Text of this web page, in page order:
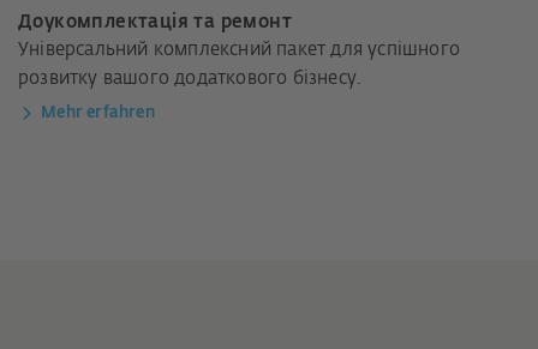
Доукомплектація та ремонт
Універсальний комплексний пакет для успішного
розвитку вашого додаткового бізнесу.
Mehr erfahren